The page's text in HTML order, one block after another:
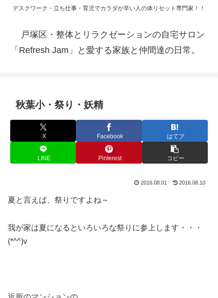
デスクワーク・立ち仕事・育児でカラダが辛い人の体リセット専門家！！
戸塚区・整体とリラクゼーションの自宅サロン
「Refresh Jam」と愛する家族と仲間達の日常。
秋葉小・祭り・妖精
X Facebook はてブ
LINE Pinterest コピー
2016.08.01 2016.08.10
夏と言えば、祭りですよね～
我が家は夏になるといろいろな祭りに参上します・・・
(*^^)v